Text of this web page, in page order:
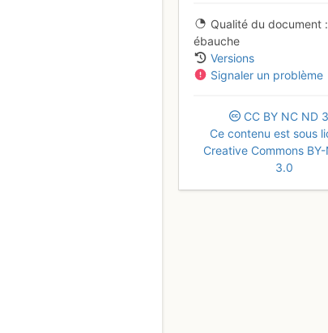
Qualité du document
ébauche
Versions
Signaler un problème
CC BY NC ND
Ce contenu est sous
Creative Commons
3.0